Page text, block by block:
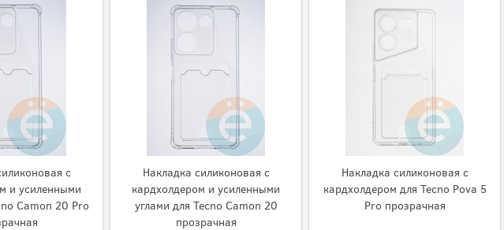
с
и усиленными
Camon 20 Pro
Накладка силиконовая с
кардхолдером и усиленными
углами для Tecno Camon 20
прозрачная
Накладка силиконовая с
кардхолдером для Tecno Pova 5
Pro прозрачная